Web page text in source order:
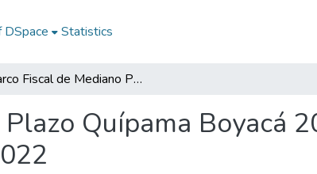
Statistics
Marco Fiscal de Mediano Plazo Quípama Boyacá 2013-2022: MFMP Quípama Boyacá 2013-2022
Quípama Boyacá